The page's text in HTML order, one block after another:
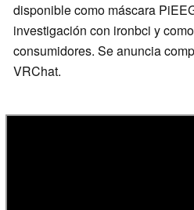
disponible como máscara
investigación con ironbci y
consumidores. Se anuncia
VRChat.